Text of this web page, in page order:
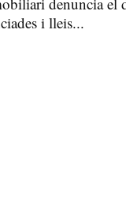
i lleis...